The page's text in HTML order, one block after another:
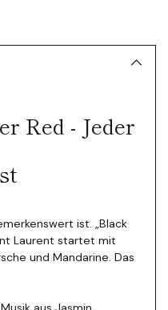
Red - Jeder
ist. „Black
Laurent startet mit
und Mandarine. Das